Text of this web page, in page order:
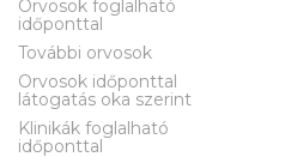
Orvosok foglalható
időponttal
További orvosok
Orvosok időponttal
látogatás oka szerint
Klinikák foglalható
időponttal